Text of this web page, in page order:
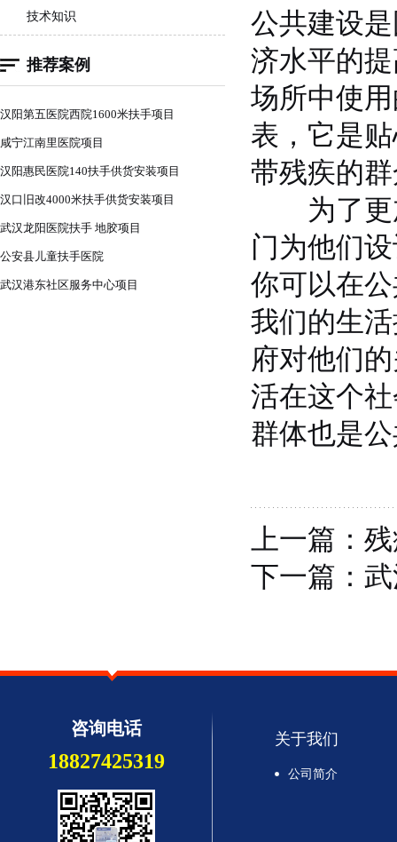
1
技术知识
推荐案例
汉阳第五医院西院1600米扶手项目
咸宁江南里医院项目
汉阳惠民医院140扶手供货安装项目
汉口旧改4000米扶手供货安装项目
武汉龙阳医院扶手 地胶项目
公安县儿童扶手医院
武汉港东社区服务中心项目
公共建设
济水平的
场所中使
表，它是
带残疾的
为了更加
门为他们
你可以在
我们的生
府对他们
活在这个
群体也是
上一篇：
下一篇：
咨询电话
18827425319
关于我们
公司简介